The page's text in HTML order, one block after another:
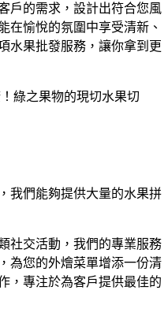
戶的需求，設計出符合您風
在愉悅的氛圍中享受清新、
水果批發服務，讓你拿到更
我們能夠提供大量的水果拼
社交活動，我們的專業服務
為您的外燴菜單增添一份清
，專注於為客戶提供最佳的